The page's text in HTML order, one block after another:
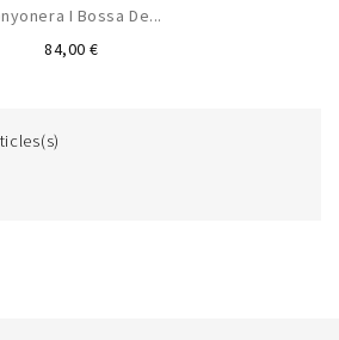
I Bossa De...
84,00 €Preu